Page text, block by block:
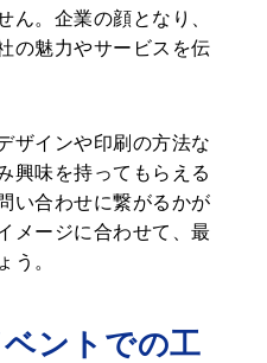
ん。企業の顔となり、
の魅力やサービスを伝
ザインや印刷の方法な
興味を持ってもらえる
い合わせに繋がるかが
メージに合わせて、最
う。
ントでの工